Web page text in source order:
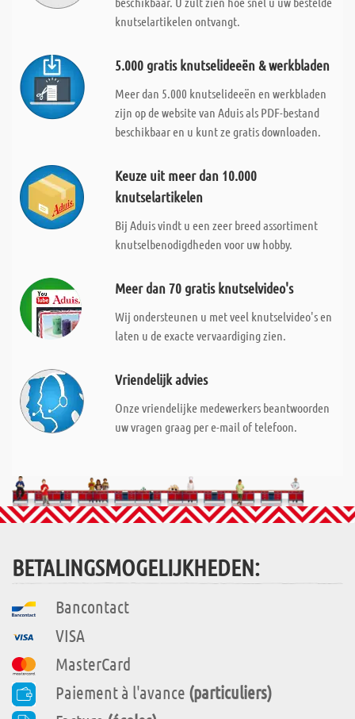
knutselartikelen ontvangt.
5.000 gratis knutselideeën & werkbladen
Meer dan 5.000 knutselideeën en werkbladen
zijn op de website van Aduis als PDF-bestand
beschikbaar en u kunt ze gratis downloaden.
Keuze uit meer dan 10.000
knutselartikelen
Bij Aduis vindt u een zeer breed assortiment
knutselbenodigdheden voor uw hobby.
Meer dan 70 gratis knutselvideo's
Wij ondersteunen u met veel knutselvideo's en
laten u de exacte vervaardiging zien.
Vriendelijk advies
Onze vriendelijke medewerkers beantwoorden
uw vragen graag per e-mail of telefoon.
BETALINGSMOGELIJKHEDEN:
Bancontact
VISA
MasterCard
Paiement à l'avance (particuliers)